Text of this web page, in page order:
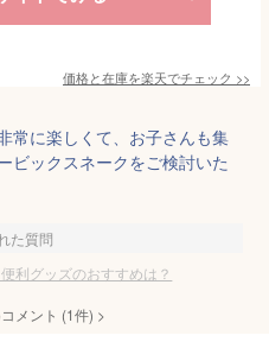
価格と在庫を楽天でチェック >>
常に楽しくて、お子さんも集
ビックスネークをご検討いた
た質問
利グッズのおすすめは？
メント (1件) >